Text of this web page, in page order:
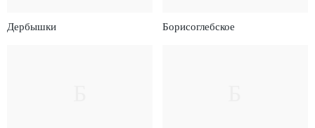
Дербышки Борисоглебское